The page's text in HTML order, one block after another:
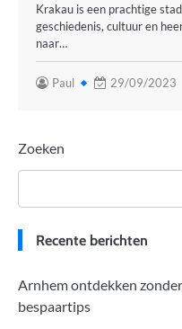
Krakau is een prachtige
geschiedenis, cultuur en
naar…
Paul 29/09/2023
Zoeken
Recente berichten
Arnhem ontdekken
bespaartips